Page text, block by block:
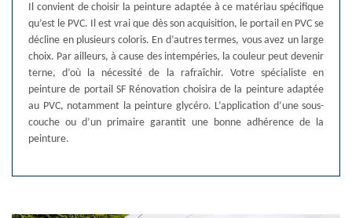
Il convient de choisir la peinture adaptée à ce matériau spécifique
qu’est le PVC. Il est vrai que dès son acquisition, le portail en PVC se
décline en plusieurs coloris. En d’autres termes, vous avez un large
choix. Par ailleurs, à cause des intempéries, la couleur peut devenir
terne, d’où la nécessité de la rafraîchir. Votre spécialiste en
peinture de portail SF Rénovation choisira de la peinture adaptée
au PVC, notamment la peinture glycéro. L’application d’une sous-
couche ou d’un primaire garantit une bonne adhérence de la
peinture.